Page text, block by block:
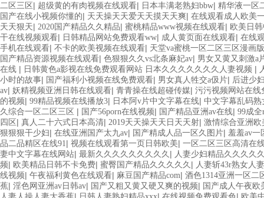
二区三区 | 超级黄的有肉视频在线观看| 日本丰满老熟妇bbw| 精华液一区
国产在线小视频你懂的| 天天操天天爱天天摸天天爽| 在线观看成人欧美
天天狠天| 2020国产精品久久精品| 蜜桃精品www视频在线观看| 欧美日
干在线视频观看| 日韩精品网站免费观看ww| 成人黄页面在线观看| 在线
手机在线观看| 不卡的欧美视频在线观看| 天堂va蜜桃一区二区三区漫画版
国产精品资源视频在线观看| 色狠狠久久vs北条麻妃av| 男女又黄又刺激a
在线 | 日韩黄色a影视在线免费观看网站 日本久久久久久久久人妻视频 |
小时的故事| 国产福利小视频在线免费观看| 男女真人牲交a伋片| 后进少
av| 妖精视频亚洲日韩在线观看| 青青操在线超碰传媒| 污污视频网站在线
的视频| 99精品视频在线播放3| 日本阿v片中文字幕在线| 中文字幕乱码
久综合一区二区三区 | 国产56porn在线视频| 国产精品亚洲av在线| 99成
四区 | 真人二十六式日本高清| 2019天天操天天日天天射| 激情综合亚洲欧
狠狠狠干少妇| 在线亚洲国产太九av| 国产精成人品一区久图片| 羞羞av一
品二品精区在线91| 视频在线观看第一页日韩欧美| 一区二区三区高清在
妻中文字幕在线网站| 最新久久久久久久久久久 | 人妻少妇精品久久久久
频| 欧美精品日韩不卡免费| 蜜臀国产精品久久久久久 | 人妻斩43r熟女人妻
线视频| 午夜福利黄色在线观看| 麻豆国产精品com| 酒色1314亚洲一区二
蕉| 淫色网亚洲av日韩av| 国产又粗又黄又硬又爽的视频| 国产成人午夜欧